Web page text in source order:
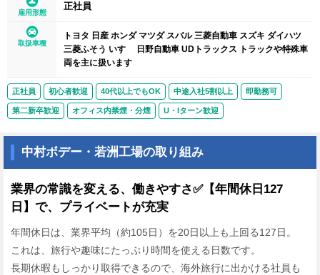
雇用形態
正社員
取扱車種
トヨタ 日産 ホンダ マツダ スバル 三菱自動車 スズキ ダイハツ
三菱ふそう いすゞ 日野自動車 UDトラックス トラックや特殊車
両を主に扱います
正社員 初心者歓迎 40代以上でもOK 中途入社5割以上 即勤務可
第二新卒歓迎 オフィス内禁煙・分煙 U・Iターン歓迎
中村ボデー・若洲工場の取り組み
業界の常識を変える、働きやすさ✅【年間休日127
日】で、プライベートが充実
年間休日は、業界平均（約105日）を20日以上も上回る127日。
これは、旅行や趣味にたっぷり時間を使える日数です。
長期休暇もしっかり取得できるので、海外旅行に出かける社員も